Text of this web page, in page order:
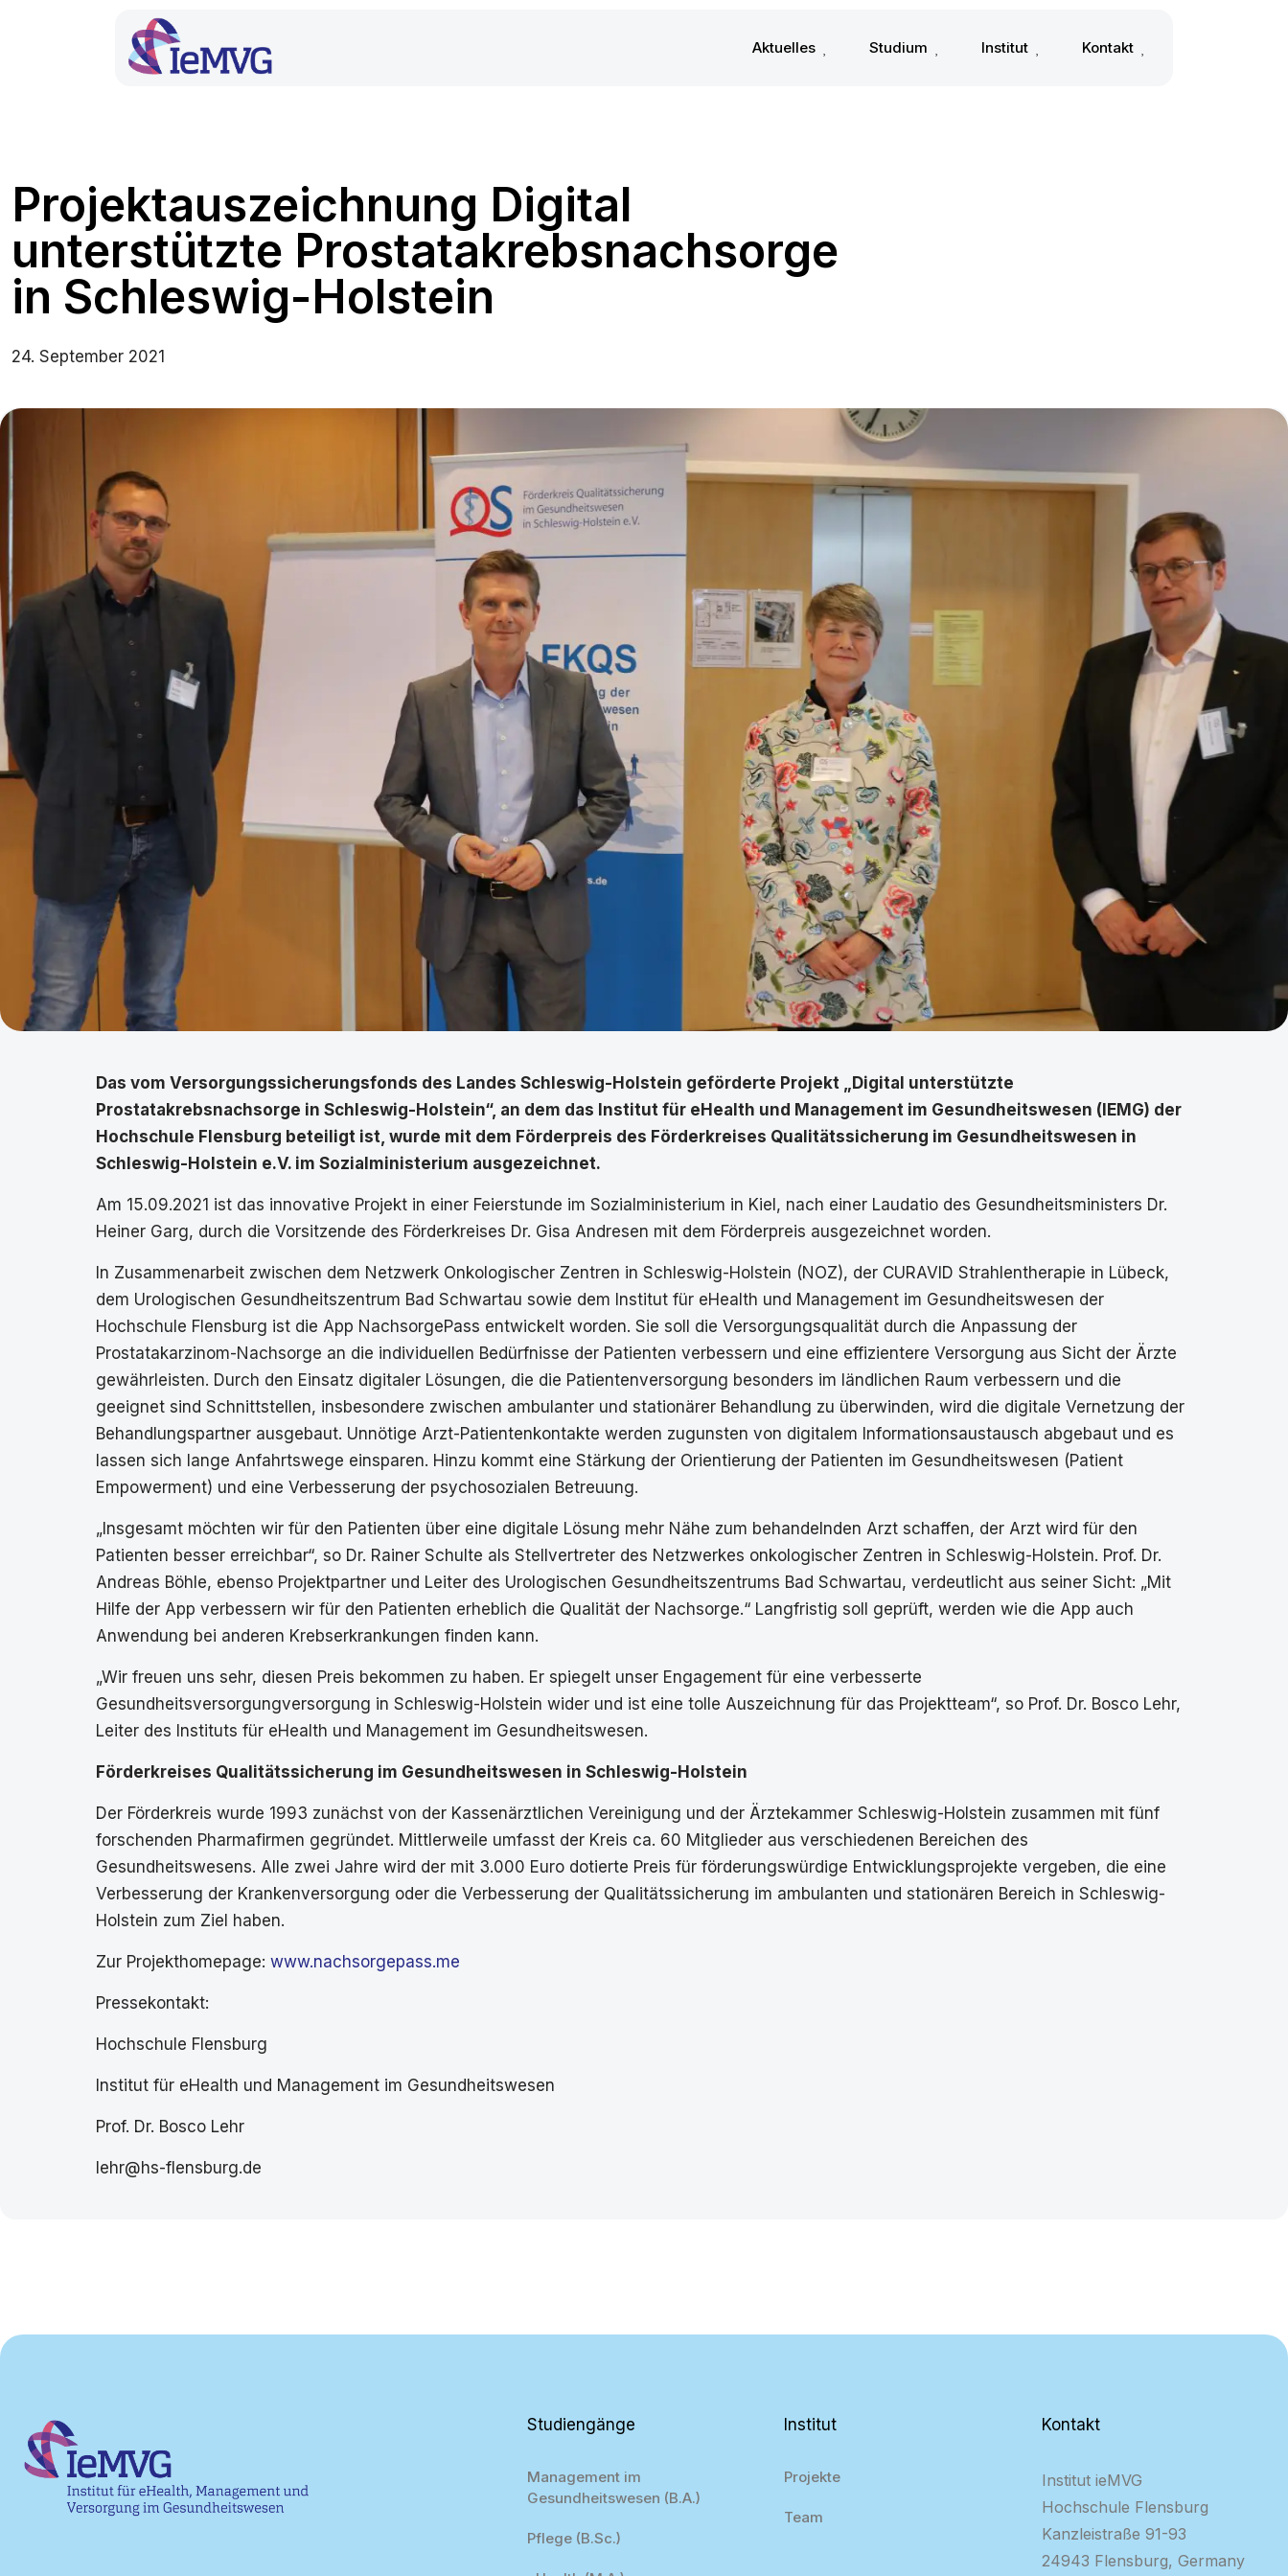
Aktuelles Studium Institut Kontakt
Projektauszeichnung Digital
unterstützte Prostatakrebsnachsorge
in Schleswig-Holstein
24. September 2021
Das vom Versorgungssicherungsfonds des Landes Schleswig-Holstein geförderte Projekt „Digital unterstützte
Prostatakrebsnachsorge in Schleswig-Holstein“, an dem das Institut für eHealth und Management im Gesundheitswesen (IEMG) der
Hochschule Flensburg beteiligt ist, wurde mit dem Förderpreis des Förderkreises Qualitätssicherung im Gesundheitswesen in
Schleswig-Holstein e.V. im Sozialministerium ausgezeichnet.
Am 15.09.2021 ist das innovative Projekt in einer Feierstunde im Sozialministerium in Kiel, nach einer Laudatio des Gesundheitsministers Dr.
Heiner Garg, durch die Vorsitzende des Förderkreises Dr. Gisa Andresen mit dem Förderpreis ausgezeichnet worden.
In Zusammenarbeit zwischen dem Netzwerk Onkologischer Zentren in Schleswig-Holstein (NOZ), der CURAVID Strahlentherapie in Lübeck,
dem Urologischen Gesundheitszentrum Bad Schwartau sowie dem Institut für eHealth und Management im Gesundheitswesen der
Hochschule Flensburg ist die App NachsorgePass entwickelt worden. Sie soll die Versorgungsqualität durch die Anpassung der
Prostatakarzinom-Nachsorge an die individuellen Bedürfnisse der Patienten verbessern und eine effizientere Versorgung aus Sicht der Ärzte
gewährleisten. Durch den Einsatz digitaler Lösungen, die die Patientenversorgung besonders im ländlichen Raum verbessern und die
geeignet sind Schnittstellen, insbesondere zwischen ambulanter und stationärer Behandlung zu überwinden, wird die digitale Vernetzung der
Behandlungspartner ausgebaut. Unnötige Arzt-Patientenkontakte werden zugunsten von digitalem Informationsaustausch abgebaut und es
lassen sich lange Anfahrtswege einsparen. Hinzu kommt eine Stärkung der Orientierung der Patienten im Gesundheitswesen (Patient
Empowerment) und eine Verbesserung der psychosozialen Betreuung.
„Insgesamt möchten wir für den Patienten über eine digitale Lösung mehr Nähe zum behandelnden Arzt schaffen, der Arzt wird für den
Patienten besser erreichbar“, so Dr. Rainer Schulte als Stellvertreter des Netzwerkes onkologischer Zentren in Schleswig-Holstein. Prof. Dr.
Andreas Böhle, ebenso Projektpartner und Leiter des Urologischen Gesundheitszentrums Bad Schwartau, verdeutlicht aus seiner Sicht: „Mit
Hilfe der App verbessern wir für den Patienten erheblich die Qualität der Nachsorge.“ Langfristig soll geprüft, werden wie die App auch
Anwendung bei anderen Krebserkrankungen finden kann.
„Wir freuen uns sehr, diesen Preis bekommen zu haben. Er spiegelt unser Engagement für eine verbesserte
Gesundheitsversorgungversorgung in Schleswig-Holstein wider und ist eine tolle Auszeichnung für das Projektteam“, so Prof. Dr. Bosco Lehr,
Leiter des Instituts für eHealth und Management im Gesundheitswesen.
Förderkreises Qualitätssicherung im Gesundheitswesen in Schleswig-Holstein
Der Förderkreis wurde 1993 zunächst von der Kassenärztlichen Vereinigung und der Ärztekammer Schleswig-Holstein zusammen mit fünf
forschenden Pharmafirmen gegründet. Mittlerweile umfasst der Kreis ca. 60 Mitglieder aus verschiedenen Bereichen des
Gesundheitswesens. Alle zwei Jahre wird der mit 3.000 Euro dotierte Preis für förderungswürdige Entwicklungsprojekte vergeben, die eine
Verbesserung der Krankenversorgung oder die Verbesserung der Qualitätssicherung im ambulanten und stationären Bereich in Schleswig-
Holstein zum Ziel haben.
Zur Projekthomepage: www.nachsorgepass.me
Pressekontakt:
Hochschule Flensburg
Institut für eHealth und Management im Gesundheitswesen
Prof. Dr. Bosco Lehr
lehr@hs-flensburg.de
Studiengänge
Management im
Gesundheitswesen (B.A.)
Pflege (B.Sc.)
Institut
Projekte
Team
Kontakt
Institut ieMVG
Hochschule Flensburg
Kanzleistraße 91-93
24943 Flensburg, Germany